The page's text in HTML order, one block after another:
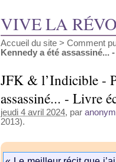
VIVE LA
Accueil du site > Comment
Kennedy a été assassiné...
JFK & l’Indicible -
assassiné... - Livre
jeudi 4 avril 2024, par
2013).